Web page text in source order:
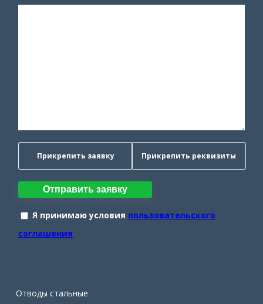
Прикрепить заявку Прикрепить реквизиты
Отправить заявку
Я принимаю условия пользовательского
соглашения
Отводы стальные